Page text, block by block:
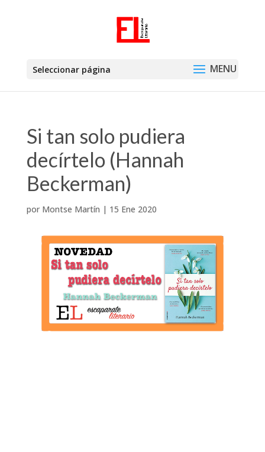
Seleccionar página
Si tan solo pudiera
decírtelo (Hannah
Beckerman)
por Montse Martín | 15 Ene 2020